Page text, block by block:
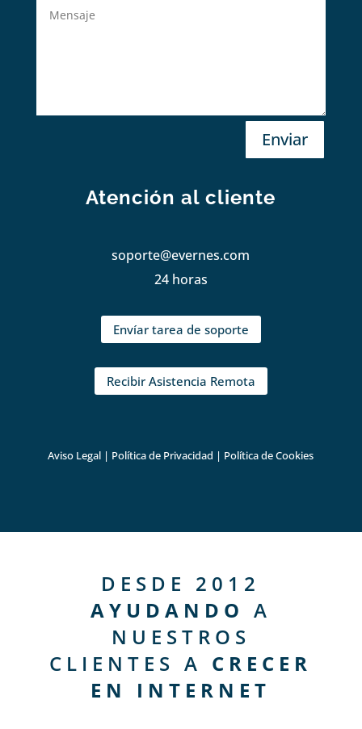
Enviar
Atención al cliente
soporte@evernes.com
24 horas
Envíar tarea de soporte
Recibir Asistencia Remota
Aviso Legal | Política de Privacidad | Política de Cookies
DESDE 2012
AYUDANDO A
NUESTROS
CLIENTES A CRECER
EN INTERNET